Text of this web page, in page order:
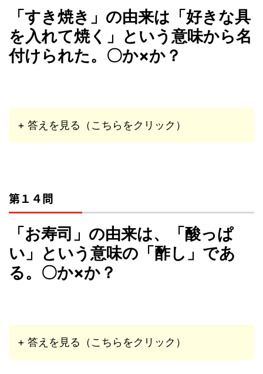
「すき焼き」の由来は「好きな具
を入れて焼く」という意味から名
付けられた。〇か×か？
+ 答えを見る（こちらをクリック）
第１４問
「お寿司」の由来は、「酸っぱ
い」という意味の「酢し」であ
る。〇か×か？
+ 答えを見る（こちらをクリック）